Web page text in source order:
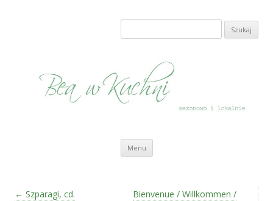
Szukaj:
Menu Przeskocz do treści
Zobacz wpisy
← Szparagi, cd.
Bienvenue / Willkommen /